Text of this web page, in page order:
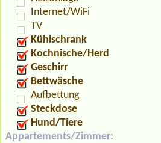
Internet/WiFi
TV
Kühlschrank
Kochnische/Herd
Geschirr
Bettwäsche
Aufbettung
Steckdose
Hund/Tiere
Appartements/Zimmer: